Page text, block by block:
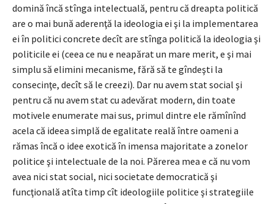
domină încă stînga intelectuală, pentru că dreapta politică
are o mai bună aderenţă la ideologia ei şi la implementarea
ei în politici concrete decît are stînga politică la ideologia şi
politicile ei (ceea ce nu e neapărat un mare merit, e şi mai
simplu să elimini mecanisme, fără să te gîndeşti la
consecinţe, decît să le creezi). Dar nu avem stat social şi
pentru că nu avem stat cu adevărat modern, din toate
motivele enumerate mai sus, primul dintre ele rămînînd
acela că ideea simplă de egalitate reală între oameni a
rămas încă o idee exotică în imensa majoritate a zonelor
politice şi intelectuale de la noi. Părerea mea e că nu vom
avea nici stat social, nici societate democratică şi
funcţională atîta timp cît ideologiile politice şi strategiile